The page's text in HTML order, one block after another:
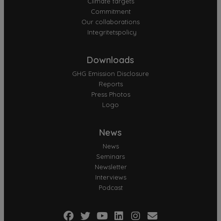
Commitment
Our collaborations
Integritetspolicy
Downloads
GHG Emission Disclosure
Reports
Press Photos
Logo
News
News
Seminars
Newsletter
Interviews
Podcast